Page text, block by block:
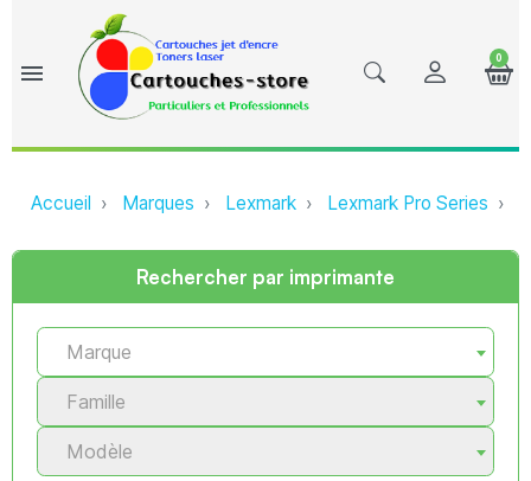
menu
0
Accueil Marques Lexmark Lexmark Pro Series
Rechercher par imprimante
Marque
Famille
Modèle